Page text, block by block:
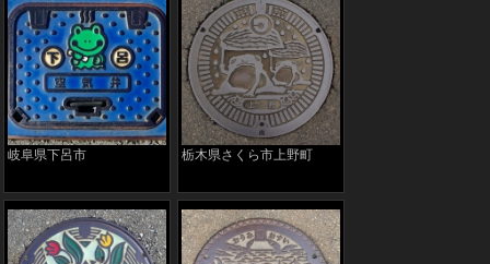
岐阜県下呂市 栃木県さくら市上野町